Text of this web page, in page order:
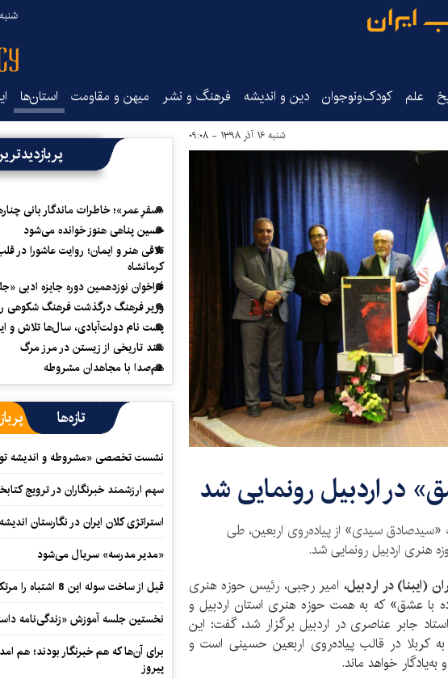
شنبه ۱۷
علم کودک‌ونوجوان دین و اندیشه فرهنگ و نشر میهن و مقاومت استان‌ها
شنبه ۱۶ آذر ۱۳۹۸ - ۰۹:۰۸
در اردبیل رونمایی شد
«سیدصادق سیدی» از پیاده‌روی اربعین، طی
هنری اردبیل رونمایی شد.
(ایبنا) در اردبیل،امیر رجبی، رئیس حوزه هنری
با عشق» که به همت حوزه هنری استان اردبیل و
جابر عناصری در اردبیل برگزار شد، گفت: این
در قالب پیاده‌روی اربعین حسینی است و
به‌یادگار خواهد ماند.
«سفرِ عمر»؛ خاطرات ماندگار بانی
حسین پناهی هنوز خوانده می‌شود
تلاقی هنر و ایمان؛ روایت عاشورا در
کرمانشاه
فراخوان نوزدهمین دوره جایزه ادبی
وزیر فرهنگ درگذشت فرهنگ شکوهی
پشت نام دولت‌آبادی، سال‌ها تلاش و
سند تاریخی از زیستن در مرز مرگ
هم‌صدا با مجاهدان مشروطه
تازه‌ها
نشست تخصصی «مشروطه و اندیشه
سهم ارزشمند خبرنگاران در ترویج
استراتژی کلان ایران در نگارستان
«مدیر مدرسه» سریال می‌شود
قبل از ساخت سوله این 8 اشتباه را مرتکب نشوید
نخستین جلسه آموزش «زندگی‌نامه‌
برای آن‌ها که هم خبرنگار بودند؛ هم
پیروز